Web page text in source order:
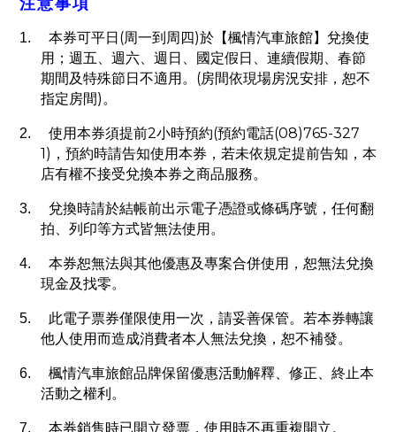
1. 本券可平日 (周一到周四)於【楓情汽車旅館】兌換使
用；週五、週六、週日、國定假日、連續假期、春節
期間及特殊節日不適用。 (房間依現場房況安排，恕不
指定房間) 。
2. 使用本券須提前2小時預約(預約電話(08)765-327
1) ，預約時請告知使用本券，若未依規定提前告知，本
店有權不接受兌換本券之商品服務。
3.
兌換時請於結帳前出示電子憑證或條碼序號，任何翻
拍、列印等方式皆無法使用。
4.
本券恕無法與其他優惠及專案合併使用，恕無法兌換
現金及找零。
5.
此電子票券僅限使用一次，請妥善保管。若本券轉讓
他人使用而造成消費者本人無法兌換，恕不補發。
6.
楓情汽車旅館品牌保留優惠活動解釋、修正、終止本
活動之權利。
7. 本券銷售時已開立發票，使用時不再重複開立。